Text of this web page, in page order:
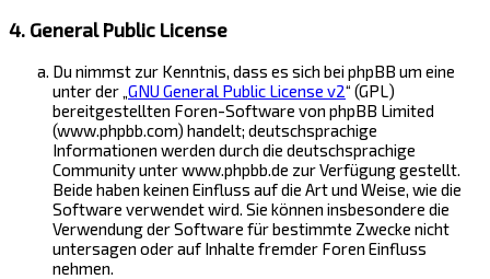
4. General Public License
Du nimmst zur Kenntnis, dass es sich bei phpBB um eine
unter der „GNU General Public License v2“ (GPL)
bereitgestellten Foren-Software von phpBB Limited
(www.phpbb.com) handelt; deutschsprachige
Informationen werden durch die deutschsprachige
Community unter www.phpbb.de zur Verfügung gestellt.
Beide haben keinen Einfluss auf die Art und Weise, wie die
Software verwendet wird. Sie können insbesondere die
Verwendung der Software für bestimmte Zwecke nicht
untersagen oder auf Inhalte fremder Foren Einfluss
nehmen.